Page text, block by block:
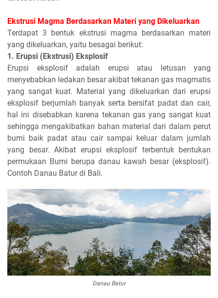
Ekstrusi Magma Berdasarkan Materi yang Dikeluarkan
Terdapat 3 bentuk ekstrusi magma berdasarkan materi
yang dikeluarkan, yaitu besagai berikut:
1. Erupsi (Ekstrusi) Eksplosif
Erupsi eksplosif adalah erupsi atau letusan yang
menyebabkan ledakan besar akibat tekanan gas magmatis
yang sangat kuat. Material yang dikeluarkan dari erupsi
eksplosif berjumlah banyak serta bersifat padat dan cair,
hal ini disebabkan karena tekanan gas yang sangat kuat
sehingga mengakibatkan bahan material dari dalam perut
bumi baik padat atau cair sampai keluar dalam jumlah
yang besar. Akibat erupsi eksplosif terbentuk bentukan
permukaan Bumi berupa danau kawah besar (eksplosif).
Contoh Danau Batur di Bali.
Danau Batur